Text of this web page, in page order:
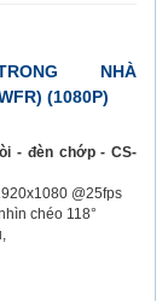
NHÀ
(1080P)
- đèn chớp - CS-
@25fps
chéo 118°